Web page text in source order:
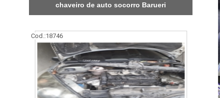
chaveiro de auto socorro Barueri
Cod.:18746